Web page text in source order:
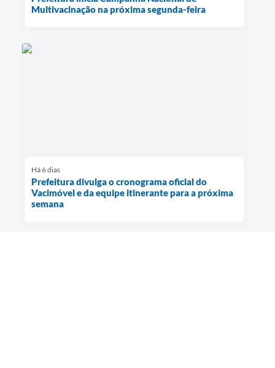
Multivacinação na próxima segunda-feira
Há 6 dias
Prefeitura divulga o cronograma oficial do
Vacimóvel e da equipe itinerante para a próxima
semana